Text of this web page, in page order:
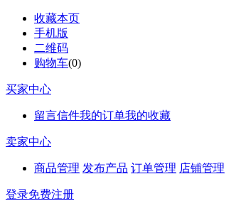
收藏本页
手机版
二维码
购物车(0)
买家中心
留言信件我的订单我的收藏
卖家中心
商品管理 发布产品 订单管理 店铺管理
登录免费注册